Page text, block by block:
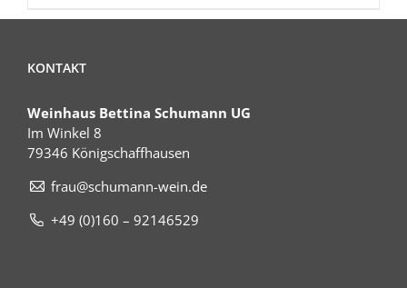
KONTAKT
Weinhaus Bettina Schumann UG
Im Winkel 8
79346 Königschaffhausen
frau@schumann-wein.de
+49 (0)160 – 92146529